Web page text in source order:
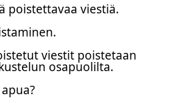
poistettavaa viestiä.
viestit poistetaan
osapuolilta.